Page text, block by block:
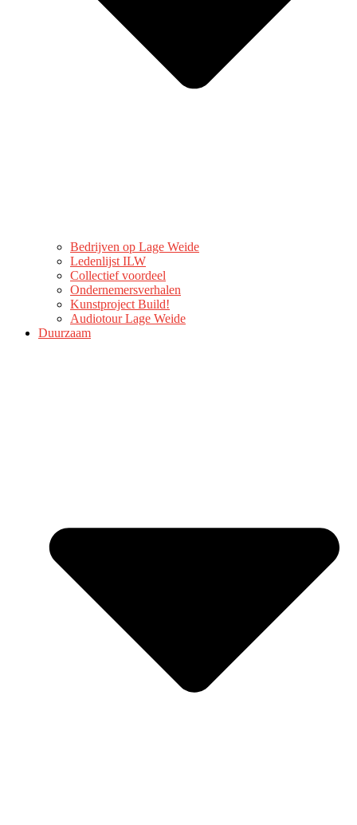
Bedrijven op Lage Weide
Ledenlijst ILW
Collectief voordeel
Ondernemersverhalen
Kunstproject Build!
Audiotour Lage Weide
Duurzaam